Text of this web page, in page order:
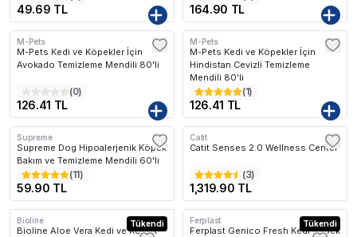
49.69 TL 164.90 TL
M-Pets
M-Pets Kedi ve Köpekler İçin
Avokado Temizleme Mendili 80'li
(0)
126.41 TL
M-Pets
M-Pets Kedi ve Köpekler İçin
Hindistan Cevizli Temizleme
Mendili 80'li
(1)
126.41 TL
SEPETTE %15
Supreme
Supreme Dog Hipoalerjenik Köpek
Bakım ve Temizleme Mendili 60'lı
(11)
59.90 TL
Kargo Bedava
Catit
Catit Senses 2.0 Wellness Center
(3)
1,319.90 TL
Tükendi
Bioline
Bioline Aloe Vera Kedi ve Köpek
Tükendi
Ferplast
Ferplast Genico Fresh Kedi Köpek